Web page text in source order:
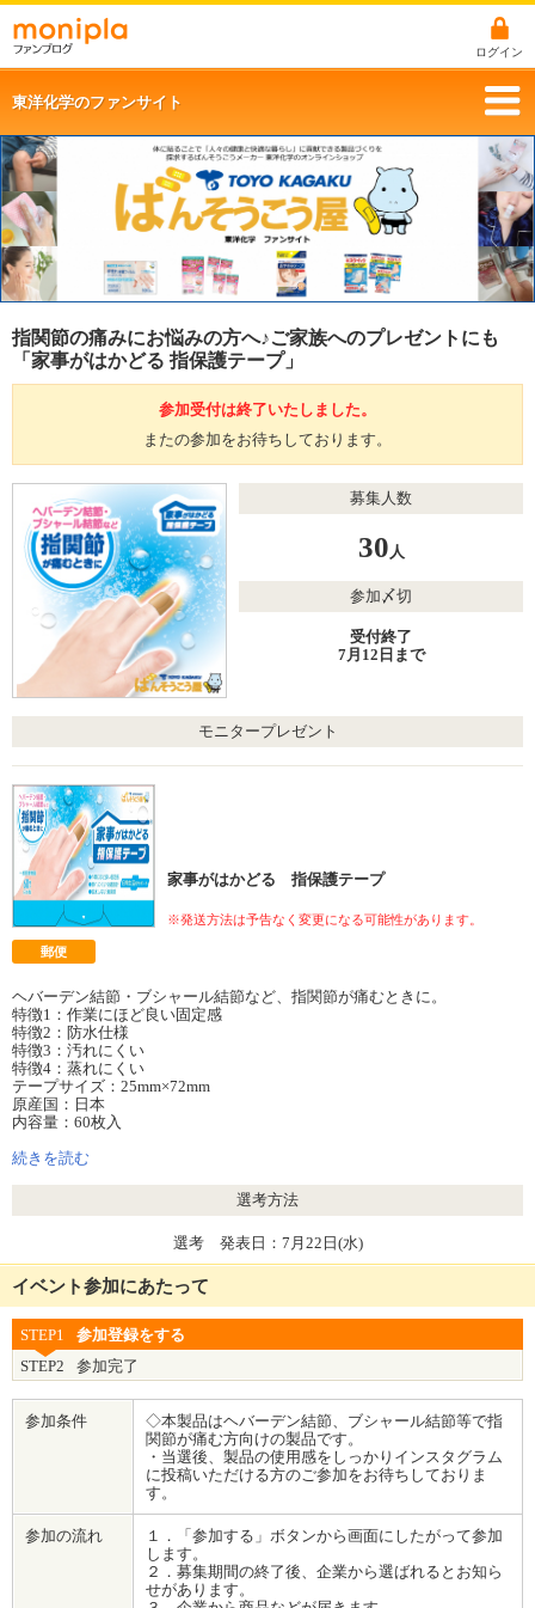
ログイン
東洋化学のファンサイト
指関節の痛みにお悩みの方へ♪ご家族へのプレゼントにも
「家事がはかどる 指保護テープ」
参加受付は終了いたしました。
またの参加をお待ちしております。
募集人数
30人
参加〆切
受付終了
7月12日まで
モニタープレゼント
家事がはかどる 指保護テープ
※発送方法は予告なく変更になる可能性があります。
郵便
ヘバーデン結節・ブシャール結節など、指関節が痛むときに。
特徴1：作業にほど良い固定感
特徴2：防水仕様
特徴3：汚れにくい
特徴4：蒸れにくい
テープサイズ：25mm×72mm
原産国：日本
内容量：60枚入
続きを読む
選考方法
選考 発表日：7月22日(水)
イベント参加にあたって
STEP1
参加登録をする
STEP2
参加完了
参加条件
◇本製品はヘバーデン結節、ブシャール結節等で指
関節が痛む方向けの製品です。
・当選後、製品の使用感をしっかりインスタグラム
に投稿いただける方のご参加をお待ちしておりま
す。
参加の流れ
１．「参加する」ボタンから画面にしたがって参加
します。
２．募集期間の終了後、企業から選ばれるとお知ら
せがあります。